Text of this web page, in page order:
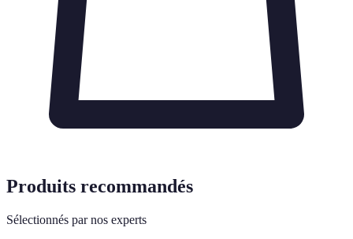
Produits recommandés
Sélectionnés par nos experts